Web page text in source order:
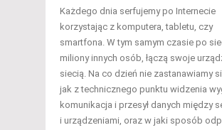
Każdego dnia serfujemy po Internecie
korzystając z komputera, tabletu, czy
smartfona. W tym samym czasie po
miliony innych osób, łączą swoje
siecią. Na co dzień nie zastanawiamy
jak z technicznego punktu widzenia
komunikacja i przesył danych między
i urządzeniami, oraz w jaki sposób